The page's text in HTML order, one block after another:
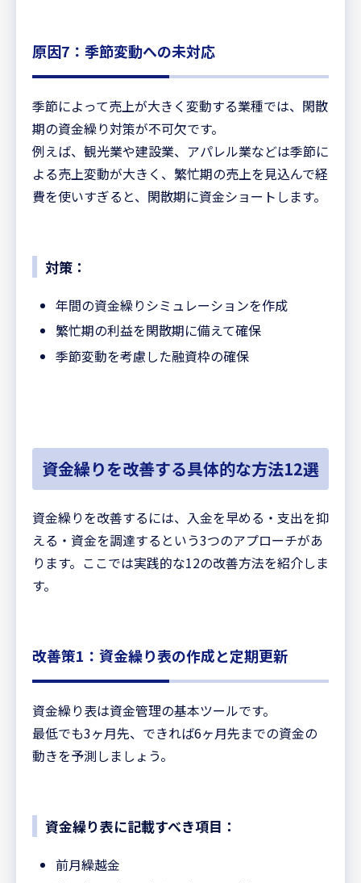
原因7：季節変動への未対応
季節によって売上が大きく変動する業種では、閑散
期の資金繰り対策が不可欠です。
例えば、観光業や建設業、アパレル業などは季節に
よる売上変動が大きく、繁忙期の売上を見込んで経
費を使いすぎると、閑散期に資金ショートします。
対策：
年間の資金繰りシミュレーションを作成
繁忙期の利益を閑散期に備えて確保
季節変動を考慮した融資枠の確保
資金繰りを改善する具体的な方法12選
資金繰りを改善するには、入金を早める・支出を抑
える・資金を調達するという3つのアプローチがあ
ります。ここでは実践的な12の改善方法を紹介しま
す。
改善策1：資金繰り表の作成と定期更新
資金繰り表は資金管理の基本ツールです。
最低でも3ヶ月先、できれば6ヶ月先までの資金の
動きを予測しましょう。
資金繰り表に記載すべき項目：
前月繰越金